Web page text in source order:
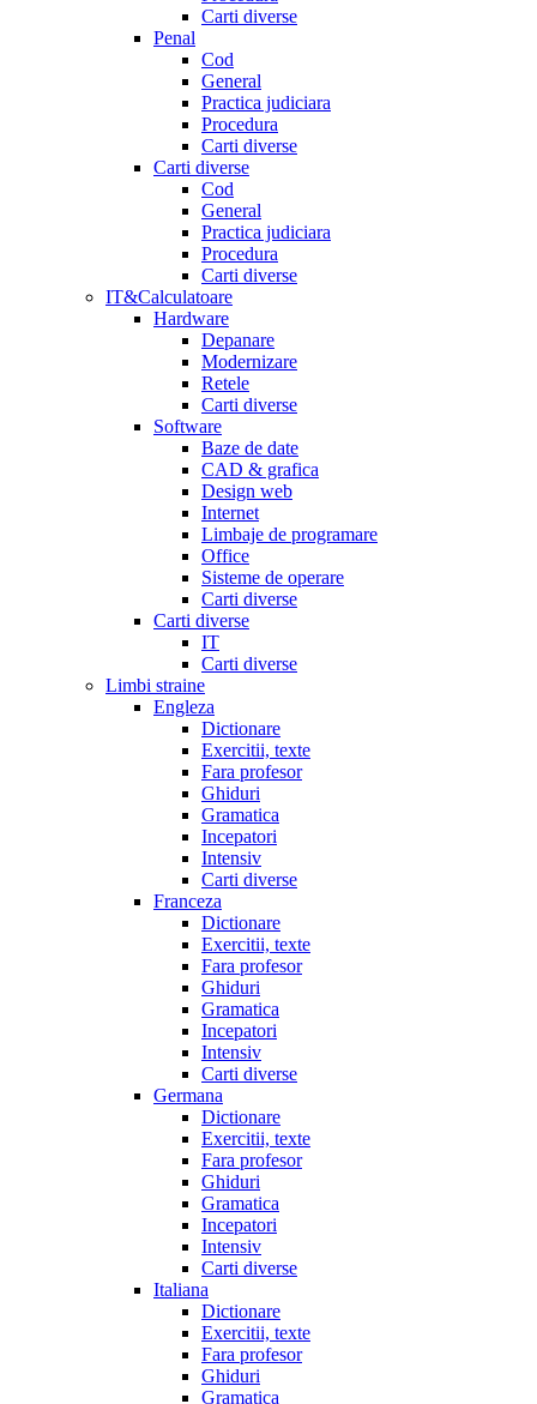
Carti diverse
Penal
Cod
General
Practica judiciara
Procedura
Carti diverse
Carti diverse
Cod
General
Practica judiciara
Procedura
Carti diverse
IT&Calculatoare
Hardware
Depanare
Modernizare
Retele
Carti diverse
Software
Baze de date
CAD & grafica
Design web
Internet
Limbaje de programare
Office
Sisteme de operare
Carti diverse
Carti diverse
IT
Carti diverse
Limbi straine
Engleza
Dictionare
Exercitii, texte
Fara profesor
Ghiduri
Gramatica
Incepatori
Intensiv
Carti diverse
Franceza
Dictionare
Exercitii, texte
Fara profesor
Ghiduri
Gramatica
Incepatori
Intensiv
Carti diverse
Germana
Dictionare
Exercitii, texte
Fara profesor
Ghiduri
Gramatica
Incepatori
Intensiv
Carti diverse
Italiana
Dictionare
Exercitii, texte
Fara profesor
Ghiduri
Gramatica